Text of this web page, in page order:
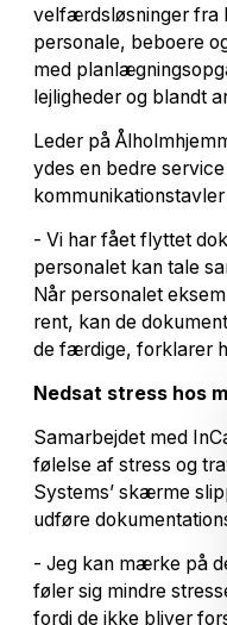
velfærdsløsninger fra
personale, beboere
med
lejligheder og blandt
Leder på
ydes en bedre
- Vi har fået flyttet
personalet kan tale
Når personalet
rent, kan de
de færdige, forklarer
Nedsat stress hos
Samarbejdet med
følelse af stress og
Systems’ skærme
udføre
- Jeg kan mærke på
føler sig mindre
fordi de ikke bliver